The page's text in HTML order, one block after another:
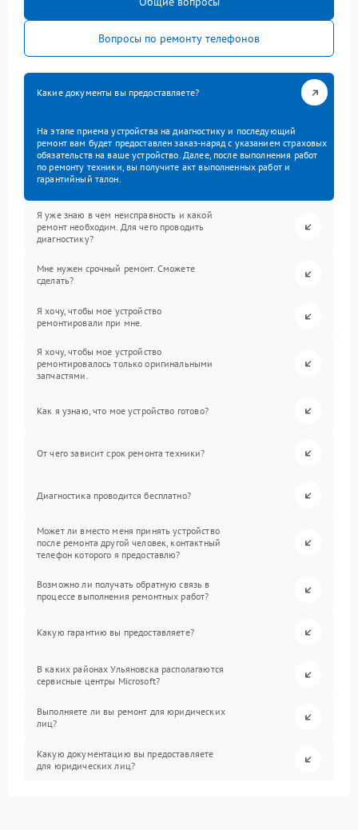
Вопросы по ремонту телефонов
Какие документы вы предоставляете?
На этапе приема устройства на диагностику и последующий
ремонт вам будет предоставлен заказ-наряд с указанием страховых
обязательств на ваше устройство. Далее, после выполнения работ
по ремонту техники, вы получите акт выполненных работ и
гарантийный талон.
Я уже знаю в чем неисправность и какой
ремонт необходим. Для чего проводить
диагностику?
Мне нужен срочный ремонт. Сможете
сделать?
Я хочу, чтобы мое устройство
ремонтировали при мне.
Я хочу, чтобы мое устройство
ремонтировалось только оригинальными
запчастями.
Как я узнаю, что мое устройство готово?
От чего зависит срок ремонта техники?
Диагностика проводится бесплатно?
Может ли вместо меня принять устройство
после ремонта другой человек, контактный
телефон которого я предоставлю?
Возможно ли получать обратную связь в
процессе выполнения ремонтных работ?
Какую гарантию вы предоставляете?
В каких районах Ульяновска располагаются
сервисные центры Microsoft?
Выполняете ли вы ремонт для юридических
лиц?
Какую документацию вы предоставляете
для юридических лиц?